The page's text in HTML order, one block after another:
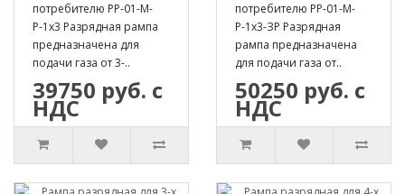
потребителю РР-01-М-
Р-1х3 Разрядная рампа
предназначена для
подачи газа от 3-..
39750 руб. с
НДС
потребителю РР-01-М-
Р-1х3-ЗР Разрядная
рампа предназначена
для подачи газа от..
50250 руб. с
НДС